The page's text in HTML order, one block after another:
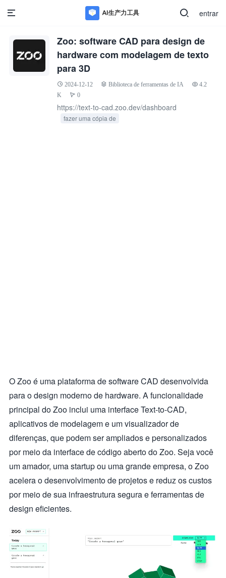
entrar
Zoo: software CAD para design de
hardware com modelagem de texto
para 3D
2024-12-12 Biblioteca de ferramentas de IA
4.2
K
0
https://text-to-cad.zoo.dev/dashboard
fazer uma cópia de
O Zoo é uma plataforma de software CAD desenvolvida
para o design moderno de hardware. A funcionalidade
principal do Zoo inclui uma interface Text-to-CAD,
aplicativos de modelagem e um visualizador de
diferenças, que podem ser ampliados e personalizados
por meio da interface de código aberto do Zoo. Seja você
um amador, uma startup ou uma grande empresa, o Zoo
acelera o desenvolvimento de projetos e reduz os custos
por meio de sua infraestrutura segura e ferramentas de
design eficientes.